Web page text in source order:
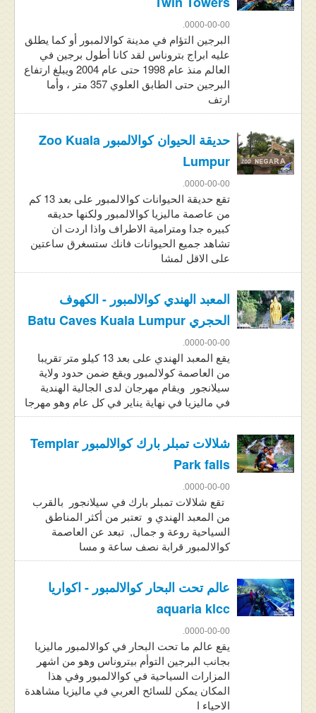
0000-00-00.
البرجين التؤام في مدينة كوالالمبور أو كما يطلق
عليه ابراج بتروناس لقد كانا أطول برجين في
العالم منذ عام 1998 حتى عام 2004 ويبلغ ارتفاع
البرجين حتى الطابق العلوي 357 متر ، وأما
ارتف
حديقة الحيوان كوالالمبور Zoo Kuala
Lumpur
0000-00-00.
تقع حديقة الحيوانات كوالالمبور على بعد 13 كم
من عاصمة ماليزيا كوالالمبور ولكنها حديقه
كبيره جدا ومترامية الاطراف واذا اردت ان
تشاهد جميع الحيوانات فانك ستسغرق ساعتين
على الاقل لمشا
المعبد الهندي كوالالمبور - الكهوف
الحجري Batu Caves Kuala Lumpur
0000-00-00.
يقع المعبد الهندي على بعد 13 كيلو متر تقريبا
من العاصمة كولالمبور ويقع ضمن حدود ولاية
سيلانجور ويقام مهرجان لدى الجالية الهندية
في ماليزيا في نهاية يناير في كل عام وهو مهرجا
شلالات تمبلر بارك كوالالمبور Templar
Park falls
0000-00-00.
تقع شلالات تمبلر بارك في سيلانجور بالقرب
من المعبد الهندي و تعتبر من أكثر المناطق
السياحية روعة و جمال, تبعد عن العاصمة
كوالالمبور قرابة نصف ساعة و مسا
عالم تحت البحار كوالالمبور - اكواريا
aquaria klcc
0000-00-00.
يقع عالم ما تحت البحار في كوالالمبور ماليزيا
بجانب البرجين التوأم بيتروناس وهو من اشهر
المزارات السياحية في كوالالمبور وفي هذا
المكان يمكن للسائح العربي في ماليزيا مشاهدة
الاحياء ا